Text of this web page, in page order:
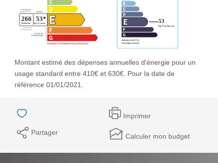
Montant estimé des dépenses annuelles d'énergie pour un
usage standard entre 410€ et 630€. Pour la date de
référence 01/01/2021.
Imprimer
Partager Calculer mon budget